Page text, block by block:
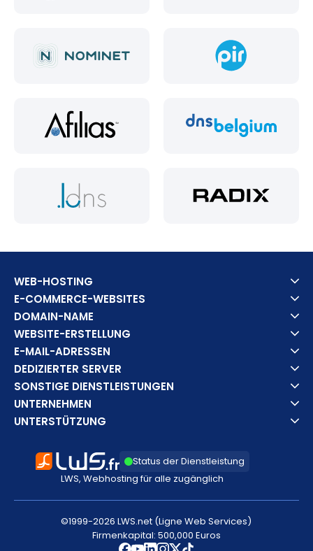
WEB-HOSTING
E-COMMERCE-WEBSITES
DOMAIN-NAME
WEBSITE-ERSTELLUNG
E-MAIL-ADRESSEN
DEDIZIERTER SERVER
SONSTIGE DIENSTLEISTUNGEN
UNTERNEHMEN
UNTERSTÜTZUNG
Status der Dienstleistung
LWS, Webhosting für alle zugänglich
©1999-2026 LWS.net (Ligne Web Services)
Firmenkapital: 500,000 Euros